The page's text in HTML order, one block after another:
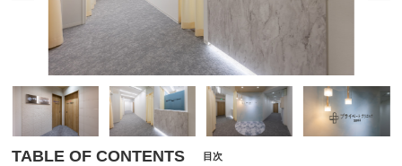
TABLE OF CONTENTS 目次